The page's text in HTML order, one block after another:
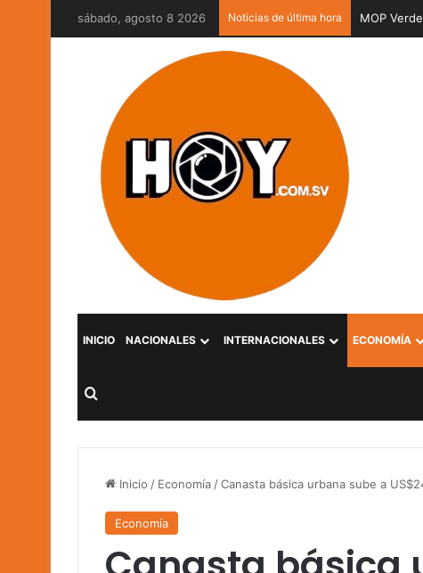
sábado, agosto 8 2026 Noticias de última hora MOP
INICIO NACIONALES INTERNACIONALES ECONOMÍA
Buscar por
Inicio / Economía /Canasta básica urbana sube a
Economía